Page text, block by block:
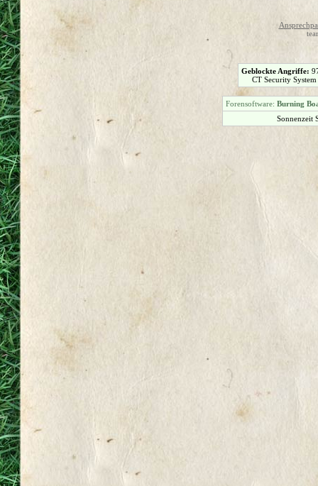
Geblockte Angriffe:
CT Security
Forensoftware: Burning
Sonnenzeit